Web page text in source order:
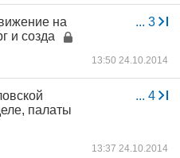
... 3
на
и созда
13:50 24.10.2014
... 4
палаты
13:37 24.10.2014